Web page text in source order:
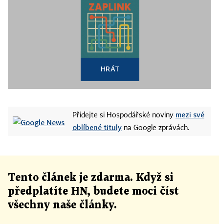
HRÁT
Přidejte si Hospodářské noviny mezi své
oblíbené tituly na Google zprávách.
Tento článek je zdarma. Když si
předplatíte HN, budete moci číst
všechny naše články.